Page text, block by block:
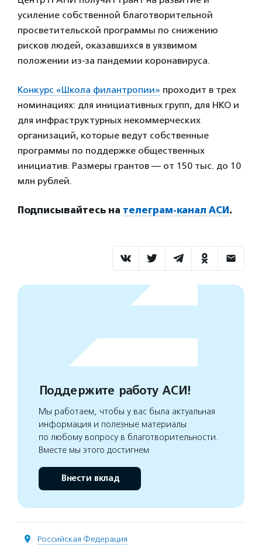
усиление собственной благотворительной
просветительской программы по снижению
рисков людей, оказавшихся в уязвимом
положении из-за пандемии коронавируса.
Конкурс «Школа филантропии» проходит в трех
номинациях: для инициативных групп, для НКО и
для инфраструктурных некоммерческих
организаций, которые ведут собственные
программы по поддержке общественных
инициатив. Размеры грантов — от 150 тыс. до 10
млн рублей.
Подписывайтесь на телеграм-канал АСИ.
Поддержите работу АСИ!
Мы работаем, чтобы у вас была актуальная
информация и полезные материалы
по любому вопросу в благотворительности.
Вместе мы этого достигнем
Внести вклад
Российская Федерация